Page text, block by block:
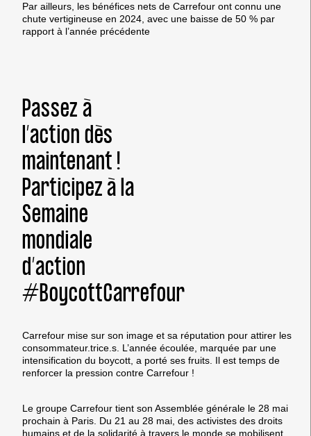
Par ailleurs, les bénéfices nets de Carrefour ont connu une
chute vertigineuse en 2024, avec une baisse de 50 % par
rapport à l’année précédente
Passez à
l’action dès
maintenant !
Participez à la
Semaine
mondiale
d’action
#BoycottCarrefour
Carrefour mise sur son image et sa réputation pour attirer les
consommateur.trice.s. L’année écoulée, marquée par une
intensification du boycott, a porté ses fruits. Il est temps de
renforcer la pression contre Carrefour !
Le groupe Carrefour tient son Assemblée générale le 28 mai
prochain à Paris. Du 21 au 28 mai, des activistes des droits
humains et de la solidarité à travers le monde se mobilisent